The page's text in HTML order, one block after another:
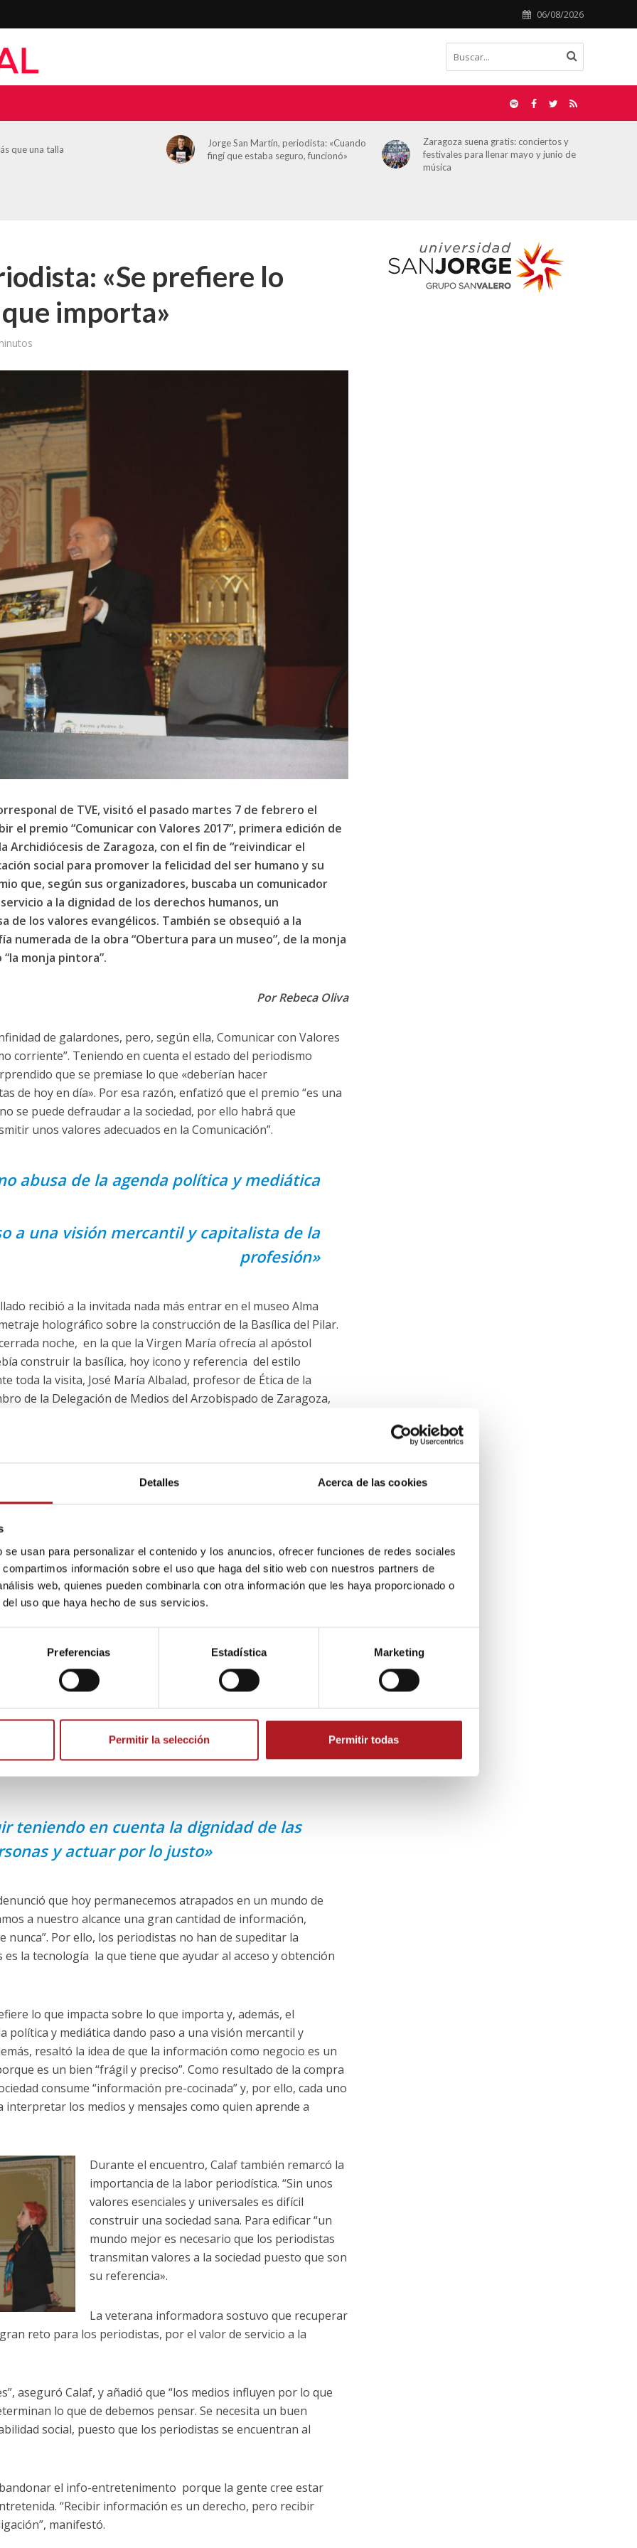
Detalles Acerca de las cookies
usan para personalizar el contenido y los anuncios, ofrecer funciones de redes sociales
información sobre el uso que haga del sitio web con nuestros partners de
web, quienes pueden combinarla con otra información que les haya proporcionado o
uso que haya hecho de sus servicios.
Preferencias Estadística Marketing
Permitir la selección Permitir todas
06/08/2026
que estaba seguro, funcionó»
Zaragoza suena gratis: conciertos y
festivales para llenar mayo y junio de
Álvaro Sierra, director de
HOY ARAGÓN: “No estamos en una
situación límite, pero sí en un momento
«Se prefiere lo
importa»
de TVE, visitó el pasado martes 7 de febrero el
el premio “Comunicar con Valores 2017”, primera edición de
de Zaragoza, con el fin de “reivindicar el
social para promover la felicidad del ser humano y su
que, según sus organizadores, buscaba un comunicador
a la dignidad de los derechos humanos, un
de los valores evangélicos. También se obsequió a la
numerada de la obra “Obertura para un museo”, de la monja
monja pintora”.
Por Rebeca Oliva
de galardones, pero, según ella, Comunicar con Valores
corriente”. Teniendo en cuenta el estado del periodismo
que se premiase lo que «deberían hacer
de hoy en día». Por esa razón, enfatizó que el premio “es una
se puede defraudar a la sociedad, por ello habrá que
unos valores adecuados en la Comunicación”.
abusa de la agenda política y mediática
a una visión mercantil y capitalista de la
profesión»
recibió a la invitada nada más entrar en el museo Alma
holográfico sobre la construcción de la Basílica del Pilar.
noche, en la que la Virgen María ofrecía al apóstol
construir la basílica, hoy icono y referencia del estilo
toda la visita, José María Albalad, profesor de Ética de la
de la Delegación de Medios del Arzobispado de Zaragoza,
humilde y con criterio. “Se trata de un referente que alienta
Vicente Jiménez
Zamora procedió a
premio a la
galardonada.
la Comunicación,
de conferencias del
sala, el público acogió
aplauso.
se encontraba
que se crease un premio de tales características
el trabajo periodístico “se ha de seguir teniendo en cuenta la
por lo justo”. También expuso la necesidad de informar
puesto que facilita la comprensión de las mismas y la
teniendo en cuenta la dignidad de las
y actuar por lo justo»
que hoy permanecemos atrapados en un mundo de
a nuestro alcance una gran cantidad de información,
nunca”. Por ello, los periodistas no han de supeditar la
es la tecnología la que tiene que ayudar al acceso y obtención
lo que impacta sobre lo que importa y, además, el
política y mediática dando paso a una visión mercantil y
resaltó la idea de que la información como negocio es un
es un bien “frágil y preciso”. Como resultado de la compra
consume “información pre-cocinada” y, por ello, cada uno
interpretar los medios y mensajes como quien aprende a
Durante el encuentro, Calaf también remarcó la
importancia de la labor periodística. “Sin unos
valores esenciales y universales es difícil
construir una sociedad sana. Para edificar “un
mundo mejor es necesario que los periodistas
transmitan valores a la sociedad puesto que son
su referencia».
La veterana informadora sostuvo que recuperar
reto para los periodistas, por el valor de servicio a la
aseguró Calaf, y añadió que “los medios influyen por lo que
lo que de debemos pensar. Se necesita un buen
social, puesto que los periodistas se encuentran al
el info-entretenimento porque la gente cree estar
“Recibir información es un derecho, pero recibir
manifestó.